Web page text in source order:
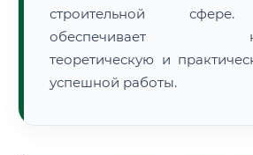
строительной
обеспечивает
теоретическую и
успешной работы.